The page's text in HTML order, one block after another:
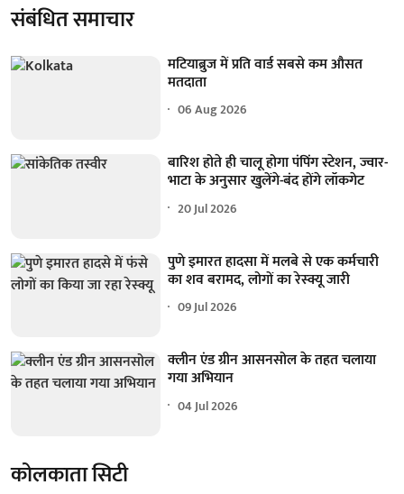
संबंधित समाचार
मटियाब्रुज में प्रति वार्ड सबसे कम औसत
मतदाता
06 Aug 2026
बारिश होते ही चालू होगा पंपिंग स्टेशन, ज्वार-
भाटा के अनुसार खुलेंगे-बंद होंगे लॉकगेट
20 Jul 2026
पुणे इमारत हादसा में मलबे से एक कर्मचारी
का शव बरामद, लोगों का रेस्क्यू जारी
09 Jul 2026
क्लीन एंड ग्रीन आसनसोल के तहत चलाया
गया अभियान
04 Jul 2026
कोलकाता सिटी